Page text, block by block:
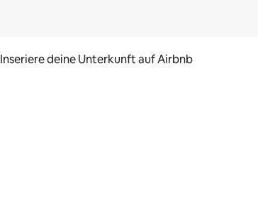
Inseriere deine Unterkunft auf Airbnb